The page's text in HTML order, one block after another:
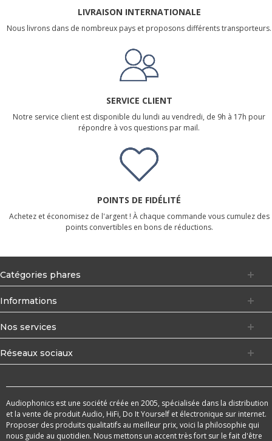
LIVRAISON INTERNATIONALE
Nous livrons dans de nombreux pays et proposons différents transporteurs.
SERVICE CLIENT
Notre service client est disponible du lundi au vendredi, de 9h à 17h pour
répondre à vos questions par mail.
POINTS DE FIDÉLITÉ
Achetez et économisez de l'argent ! À chaque commande vous cumulez des
points convertibles en bons de réductions.
Catégories phares
Informations
Nos services
Réseaux sociaux
Audiophonics est une société créée en 2005, spécialisée dans la distribution
et la vente de produit Audio, HiFi, Do It Yourself et électronique sur internet.
Proposer des produits qualitatifs au meilleur prix, voici la philosophie qui
nous guide au quotidien. Nous mettons un accent très fort sur le fait d'être